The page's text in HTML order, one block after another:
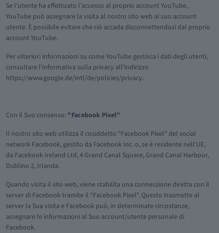
Se l'utente ha effettuato l'accesso al proprio account YouTube,
YouTube può assegnare la visita al nostro sito web al suo account
utente. È possibile evitare che ciò accada disconnettendosi dal proprio
account YouTube.
Per ulteriori informazioni su come YouTube gestisca i dati degli utenti,
consultare l'informativa sulla privacy all'indirizzo
https://www.google.de/intl/de/policies/privacy.
Con il Suo consenso: "Facebook Pixel”
Il nostro sito web utilizza il cosiddetto "Facebook Pixel" del social
network Facebook, gestito da Facebook Inc. o, se è residente nell'UE,
da Facebook Ireland Ltd, 4 Grand Canal Square, Grand Canal Harbour,
Dublino 2, Irlanda.
Quando visita il sito web, viene stabilita una connessione diretta con il
server di Facebook tramite il “Facebook Pixel”. Questo trasmette al
server la Sua visita e Facebook può, in determinate circostanze,
assegnare le informazioni al Suo account/utente personale di
Facebook.